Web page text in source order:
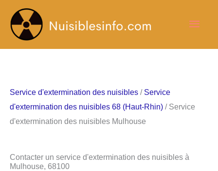
contenu
Service d'extermination des nuisibles / Service
d'extermination des nuisibles 68 (Haut-Rhin) / Service
d'extermination des nuisibles Mulhouse
Contacter un service d'extermination des nuisibles à
Mulhouse, 68100